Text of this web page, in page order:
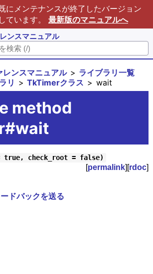
にメンテナンスが終了したバージョン
ています。 最新版のマニュアルへ
ンスマニュアル
ンスマニュアル
ライブラリ一覧
リ
TkTimerクラス wait
method
true, check_root = false)
[permalink][rdoc]
ドバックを送る